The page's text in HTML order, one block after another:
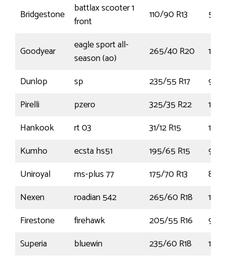
Bridgestone
battlax scooter 1
front
110/90 R13 56L
Goodyear
eagle sport all-
season (ao)
265/40 R20
Dunlop
sp 235/55 R17
99V
Pirelli
pzero 325/35 R22
110Y
Hankook
rt 03 31/12 R15
110Q
Kumho
ecsta hs51 195/65 R15
91V
Uniroyal
ms-plus 77 175/70 R13
82T
Nexen
roadian 542 265/60 R18
110H
Firestone
firehawk 205/55 R16
91V
Superia
bluewin 235/60 R18
107H